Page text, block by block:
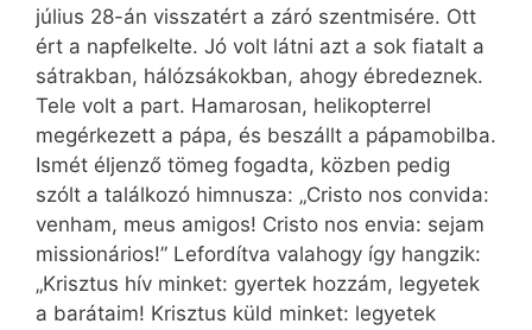
július 28-án visszatért a záró szentmisére. Ott
ért a napfelkelte. Jó volt látni azt a sok fiatalt a
sátrakban, hálózsákokban, ahogy ébredeznek.
Tele volt a part. Hamarosan, helikopterrel
megérkezett a pápa, és beszállt a pápamobilba.
Ismét éljenző tömeg fogadta, közben pedig
szólt a találkozó himnusza: „Cristo nos convida:
venham, meus amigos! Cristo nos envia: sejam
missionários!” Lefordítva valahogy így hangzik:
„Krisztus hív minket: gyertek hozzám, legyetek
a barátaim! Krisztus küld minket: legyetek